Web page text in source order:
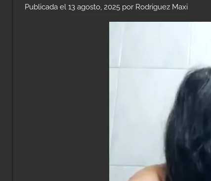
Publicada el 13 agosto, 2025 por Rodriguez Maxi